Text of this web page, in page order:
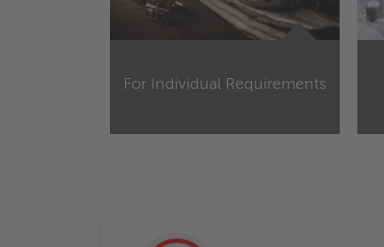
For Individual Requirements